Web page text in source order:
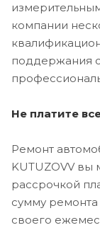
компании
поддержания
Не платите
Ремонт
KUTUZOVV вы
рассрочкой
сумму ремонта
своего